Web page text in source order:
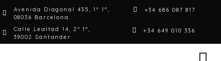
Avenida Diagonal 435, 1º 1ª,
08036 Barcelona
Calle Lealtad 14, 2º 1ª,
39002 Santander
+34 686 087 817
+34 649 010 336